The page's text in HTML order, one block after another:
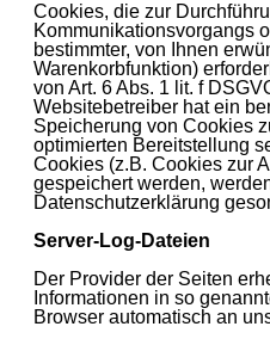
Cookies, die zur
Kommunikationsvorgangs
bestimmter, von Ihnen
Warenkorbfunktion)
von Art. 6 Abs. 1 lit. f
Websitebetreiber hat ein
Speicherung von Cookies
optimierten Bereitstellung
Cookies (z.B. Cookies zur
gespeichert werden,
Datenschutzerklärung
Server-Log-Dateien
Der Provider der Seiten
Informationen in so
Browser automatisch an